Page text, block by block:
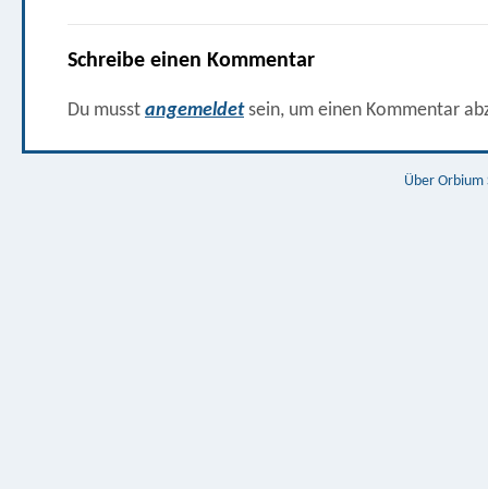
Schreibe einen Kommentar
Du musst angemeldetsein, um einen Kommentar
Über Orbium